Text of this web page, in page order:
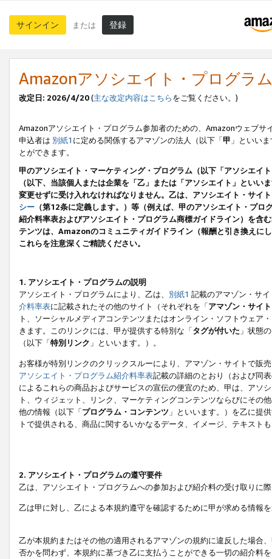
サインイン または 登録
Amazonアソシエイト・プログラ
改定日: 2026/4/20(主な改定内容はこちらをご覧ください。)
Amazonアソシエイト・プログラム参加者のための、Amazonウェブサ
申込者は 別紙1 に定める関係するアマゾンの法人（以下「甲 」といい
とができます。
甲のアソシエイト・マーケティング・プログラム（以下「アソシエイ
（以下、当該個人または企業を「乙」または「アソシエイト」とい
変更せずに受け入れなければなりません。乙は、アソシエイト・サイ
シー （第12条に定義します。）等（例えば、甲のアソシエイト・プ
紹介料率表およびアソシエイト・プログラム商標ガイドライン）を
テンツは、Amazonのコミュニティガイドライン（報酬と引き換えに
これらを注意深くご精読ください。
1. アソシエイト・プログラムの説明
アソシエイト・プログラムにより、乙は、 別紙1 記載のアマゾン・サ
介料率表に記載されたその他のサイト（それぞれを「アマゾン・サイト
ト、ソーシャルメディアコンテンツまたはオンライン・ソフトウェア
きます。このリンクには、甲が提供する特別な「タグが付いた 」状態
（以下「特別リンク 」といいます。）。
お客様が特別リンクのクリックスルーにより、アマゾン・サイトで販
アソシエイト・プログラム紹介料率表記載の詳細のとおり（および同
によるこれらの商品およびサービスの宣伝の便宜のため、甲は、アソ
ト、ウィジェット、リンク、マーケティングコンテンツならびにその
他の情報（以下「プログラム・コンテンツ 」といいます。）を乙に提
トで提供される、商品に関するいかなるデータ、イメージ、テキス
2. アソシエイト・プログラムの遵守要件
乙は、アソシエイト・プログラムへの参加および紹介料の受け取りに
乙は甲に対し、乙による本規約遵守を確認するために甲が求める情報
乙が本規約またはその他の適用されるアマゾンの規約に違反した場合
否かを問わず、本規約に基づき乙に支払うことができる一切の紹介料